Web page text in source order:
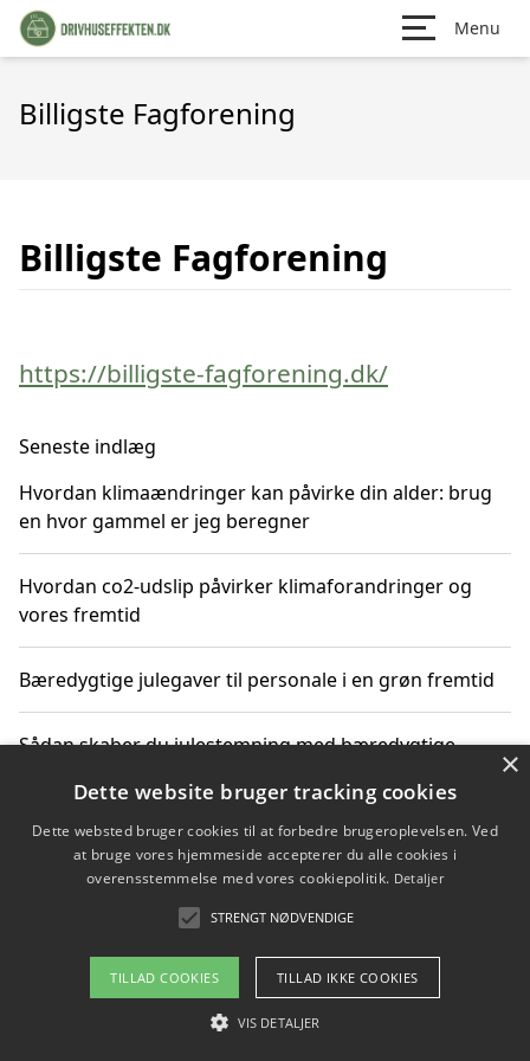
Menu
Billigste Fagforening
Billigste Fagforening
https://billigste-fagforening.dk/
Seneste indlæg
Hvordan klimaændringer kan påvirke din alder: brug
en hvor gammel er jeg beregner
Hvordan co2-udslip påvirker klimaforandringer og
vores fremtid
Bæredygtige julegaver til personale i en grøn fremtid
Sådan skaber du julestemning med bæredygtige
Sådan skaber du et bæredygtigt hjem med familien i
Copyright 2026 - Pilanto Aps
Om / kontakt
×
Dette website bruger tracking cookies
Dette websted bruger cookies til at forbedre brugeroplevelsen. Ved
at bruge vores hjemmeside accepterer du alle cookies i
overensstemmelse med vores cookiepolitik. Detaljer
STRENGT NØDVENDIGE
TILLAD COOKIES TILLAD IKKE COOKIES
VIS DETALJER